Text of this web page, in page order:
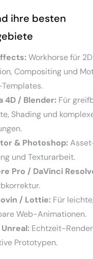
ihre besten
Workhorse für
Compositing und
4D / Blender: Für
Shading und
& Photoshop:
und Texturarbeit.
Pro / DaVinci
/ Lottie: Für leichte,
Web-Animationen.
Echtzeit-
Prototypen.